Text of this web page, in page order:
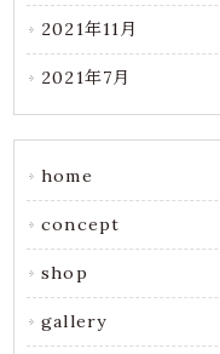
2021年11月
2021年7月
home
concept
shop
gallery